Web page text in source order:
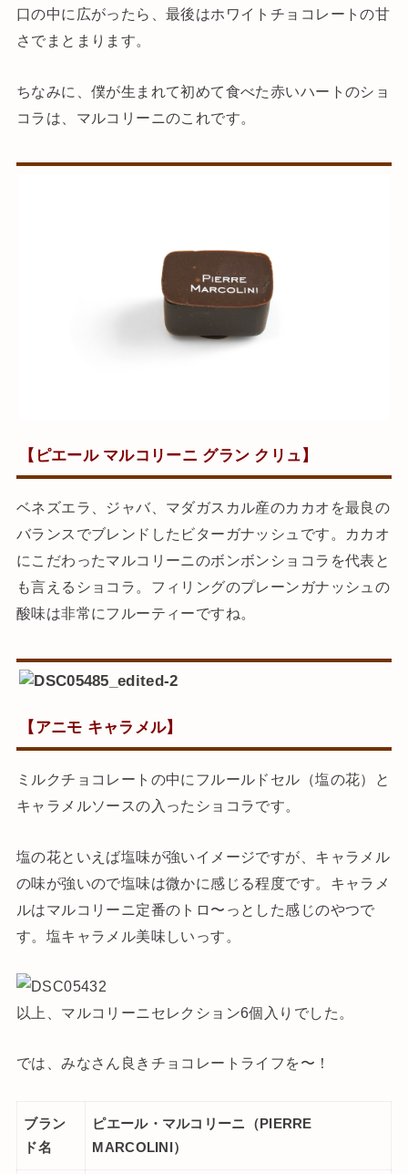
口の中に広がったら、最後はホワイトチョコレートの甘
さでまとまります。
ちなみに、僕が生まれて初めて食べた赤いハートのショ
コラは、マルコリーニのこれです。
【ピエール マルコリーニ グラン クリュ】
ベネズエラ、ジャバ、マダガスカル産のカカオを最良の
バランスでブレンドしたビターガナッシュです。カカオ
にこだわったマルコリーニのボンボンショコラを代表と
も言えるショコラ。フィリングのプレーンガナッシュの
酸味は非常にフルーティーですね。
【アニモ キャラメル】
ミルクチョコレートの中にフルールドセル（塩の花）と
キャラメルソースの入ったショコラです。
塩の花といえば塩味が強いイメージですが、キャラメル
の味が強いので塩味は微かに感じる程度です。キャラメ
ルはマルコリーニ定番のトロ〜っとした感じのやつで
す。塩キャラメル美味しいっす。
以上、マルコリーニセレクション6個入りでした。
では、みなさん良きチョコレートライフを〜！
ブラン
ド名
ピエール・マルコリーニ （ PIERRE
MARCOLINI
）